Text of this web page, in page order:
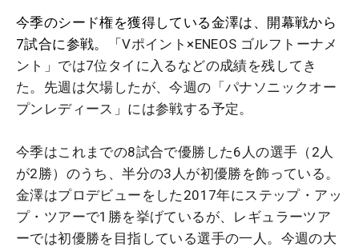
今季のシード権を獲得している金澤は、開幕戦から
7試合に参戦。「Vポイント×ENEOS ゴルフトーナメ
ント」では7位タイに入るなどの成績を残してき
た。先週は欠場したが、今週の「パナソニックオー
プンレディース」には参戦する予定。
今季はこれまでの8試合で優勝した6人の選手（2人
が2勝）のうち、半分の3人が初優勝を飾っている。
金澤はプロデビューをした2017年にステップ・アッ
プ・ツアーで1勝を挙げているが、レギュラーツア
ーでは初優勝を目指している選手の一人。今週の大